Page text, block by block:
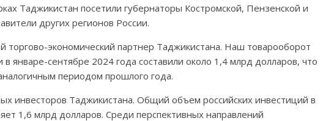
Таджикистан посетили губернаторы Костромской, Пензенской и
других регионов России.
торгово-экономический партнер Таджикистана. Наш товарооборот
в январе-сентябре 2024 года составили около 1,4 млрд долларов, что
периодом прошлого года.
инвесторов Таджикистана. Общий объем российских инвестиций в
1,6 млрд долларов. Среди перспективных направлений